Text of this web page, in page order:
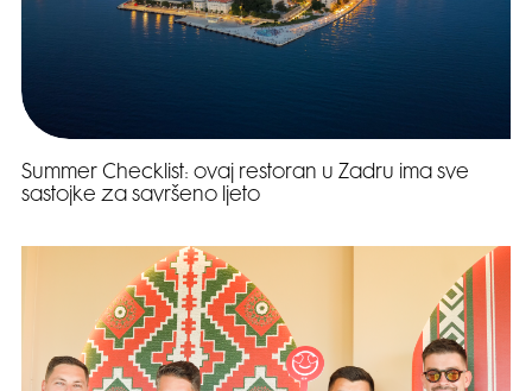
Summer Checklist: ovaj restoran u Zadru ima sve
sastojke za savršeno ljeto